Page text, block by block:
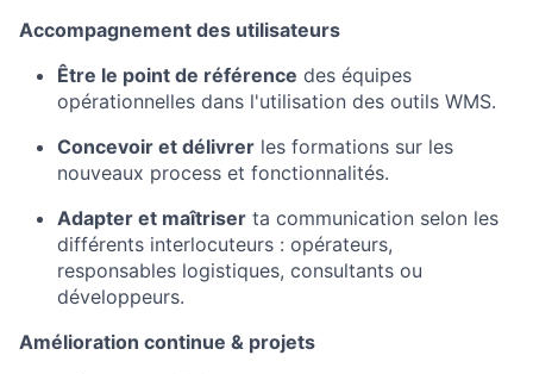
Accompagnement des utilisateurs
Être le point de référence des équipes
opérationnelles dans l'utilisation des outils WMS.
Concevoir et délivrer les formations sur les
nouveaux process et fonctionnalités.
Adapter et maîtriser ta communication selon les
différents interlocuteurs : opérateurs,
responsables logistiques, consultants ou
développeurs.
Amélioration continue & projets